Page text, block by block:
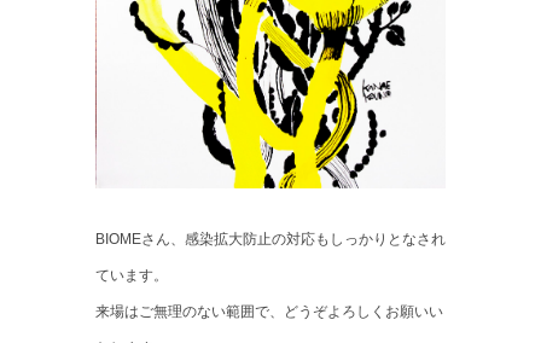
BIOMEさん、感染拡大防止の対応もしっかりとなされ
ています。
来場はご無理のない範囲で、どうぞよろしくお願いい